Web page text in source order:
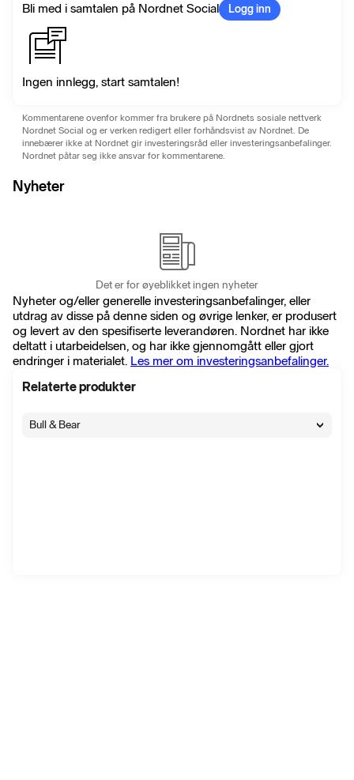
Bli med i samtalen på Nordnet Social
Logg inn
Ingen innlegg, start samtalen!
Kommentarene ovenfor kommer fra brukere på Nordnets sosiale nettverk
Nordnet Social og er verken redigert eller forhåndsvist av Nordnet. De
innebærer ikke at Nordnet gir investeringsråd eller investeringsanbefalinger.
Nordnet påtar seg ikke ansvar for kommentarene.
Nyheter
Det er for øyeblikket ingen nyheter
Nyheter og/eller generelle investeringsanbefalinger, eller
utdrag av disse på denne siden og øvrige lenker, er produsert
og levert av den spesifiserte leverandøren. Nordnet har ikke
deltatt i utarbeidelsen, og har ikke gjennomgått eller gjort
endringer i materialet. Les mer om investeringsanbefalinger.
Relaterte produkter
Bull & Bear